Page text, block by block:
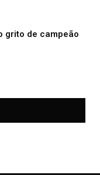
grito de campeão